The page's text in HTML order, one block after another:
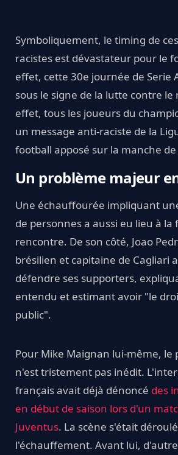
Symboliquement, le timing de
racistes est dévastateur pour le
effet, cette 30e journée de Serie
sous le signe de la lutte contre le
effet, tous les joueurs du
un message anti-raciste de la
football apposé sur la manche
Un problème majeur
Une échauffourée impliquant
de personnes a aussi eu lieu à la
rencontre. De son côté, Joao
brésilien et capitaine de Cagliari
défendre ses supporters,
entendu et estimant avoir "le
public".
Pour Mike Maignan lui-même, le
n'est tristement pas inédit.
français avait déjà dénoncé des
en début de saison lors d'un
Juventus. La scène s'était
l'échauffement. Avant lui,